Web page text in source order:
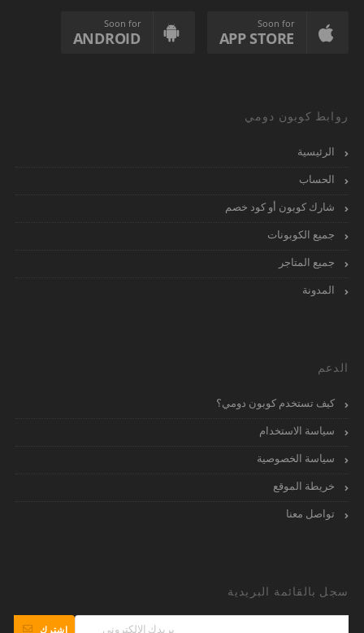
Soon for
APP STORE
Soon for
ANDROID
روابط كوبون دومي
الرئيسية
الحساب
شارك كوبون أو كود خصم
جميع الكوبونات
جميع المتاجر
المدونة
الدعم
كيف تستخدم كوبون دومي؟
سياسة الاستخدام
سياسة الخصوصية
خريطة الموقع
تواصل معنا
سجل بالقائمة البريدية
إشترك